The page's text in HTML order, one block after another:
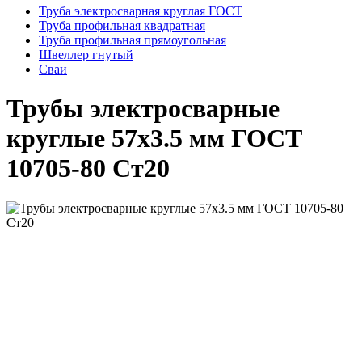
Труба электросварная круглая ГОСТ
Труба профильная квадратная
Труба профильная прямоугольная
Швеллер гнутый
Сваи
Трубы электросварные
круглые 57x3.5 мм ГОСТ
10705-80 Ст20